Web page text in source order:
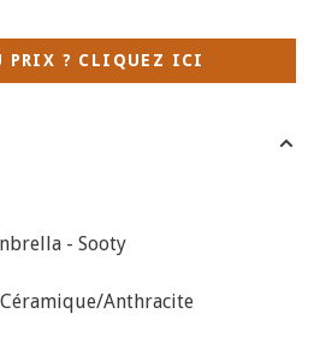
PRIX ? CLIQUEZ ICI
- Sooty
Anthracite